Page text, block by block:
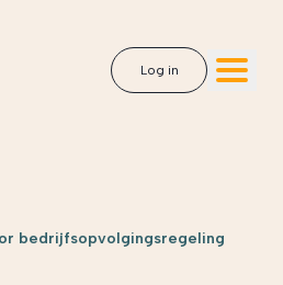
Log in
bedrijfsopvolgingsregeling